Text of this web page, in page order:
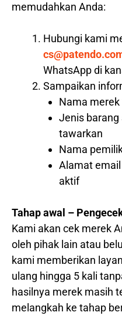
memudahkan Anda:
Hubungi kami
WhatsApp di
Sampaikan
Nama
Jenis barang
tawarkan
Nama
Alamat
aktif
Tahap awal –
Kami akan cek merek
oleh pihak lain atau
kami memberikan
ulang hingga 5 kali
hasilnya merek masih
melangkah ke tahap